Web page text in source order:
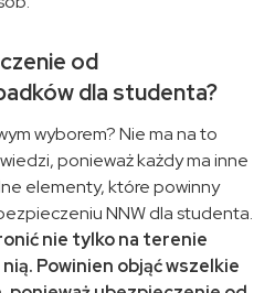
od
dla studenta?
wyborem? Nie ma na to
ponieważ każdy ma inne
elementy, które powinny
NNW dla studenta.
nie tylko na terenie
Powinien objąć wszelkie